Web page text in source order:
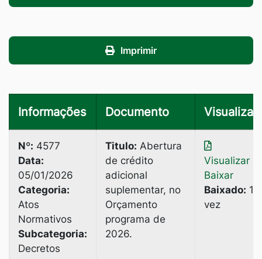
Imprimir
Informações Documento Visualizar
Nº: 4577
Data:
05/01/2026
Categoria:
Atos
Normativos
Subcategoria:
Decretos
Titulo: Abertura
de crédito
adicional
suplementar, no
Orçamento
programa de
2026.
Visualizar
Baixar
Baixado: 1
vez